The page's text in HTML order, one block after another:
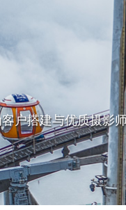
户搭建与优质摄影